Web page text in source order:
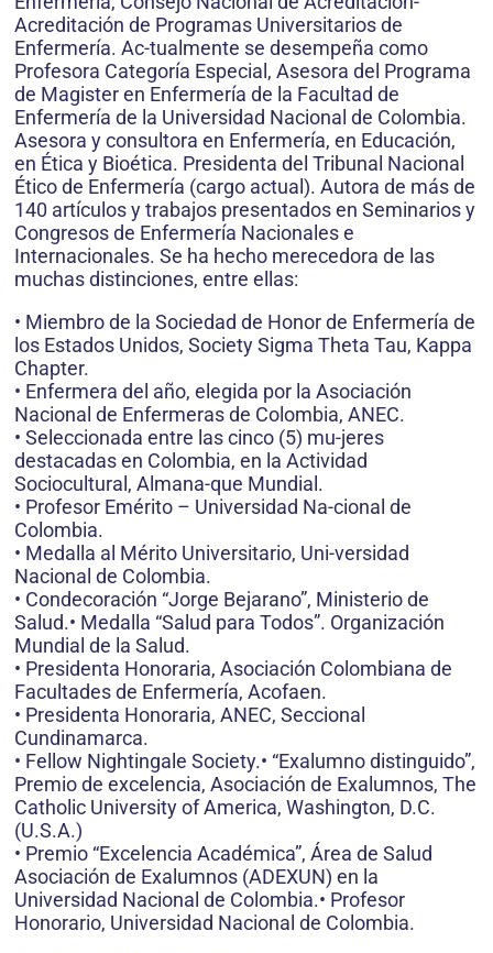
Acreditación de Programas Universitarios de
Enfermería. Ac-tualmente se desempeña como
Profesora Categoría Especial, Asesora del Programa
de Magister en Enfermería de la Facultad de
Enfermería de la Universidad Nacional de Colombia.
Asesora y consultora en Enfermería, en Educación,
en Ética y Bioética. Presidenta del Tribunal Nacional
Ético de Enfermería (cargo actual). Autora de más de
140 artículos y trabajos presentados en Seminarios y
Congresos de Enfermería Nacionales e
Internacionales. Se ha hecho merecedora de las
muchas distinciones, entre ellas:
• Miembro de la Sociedad de Honor de Enfermería de
los Estados Unidos, Society Sigma Theta Tau, Kappa
Chapter.
• Enfermera del año, elegida por la Asociación
Nacional de Enfermeras de Colombia, ANEC.
• Seleccionada entre las cinco (5) mu-jeres
destacadas en Colombia, en la Actividad
Sociocultural, Almana-que Mundial.
• Profesor Emérito – Universidad Na-cional de
Colombia.
• Medalla al Mérito Universitario, Uni-versidad
Nacional de Colombia.
• Condecoración “Jorge Bejarano”, Ministerio de
Salud.• Medalla “Salud para Todos”. Organización
Mundial de la Salud.
• Presidenta Honoraria, Asociación Colombiana de
Facultades de Enfermería, Acofaen.
• Presidenta Honoraria, ANEC, Seccional
Cundinamarca.
• Fellow Nightingale Society.• “Exalumno distinguido”,
Premio de excelencia, Asociación de Exalumnos, The
Catholic University of America, Washington, D.C.
(U.S.A.)
• Premio “Excelencia Académica”, Área de Salud
Asociación de Exalumnos (ADEXUN) en la
Universidad Nacional de Colombia.• Profesor
Honorario, Universidad Nacional de Colombia.